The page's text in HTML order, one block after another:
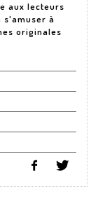
aux lecteurs
s'amuser à
originales